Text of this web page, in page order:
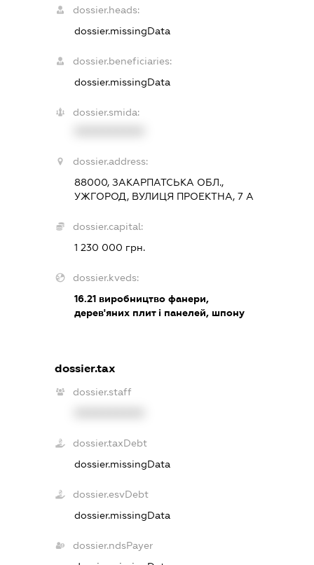
dossier.heads:
dossier.missingData
dossier.beneficiaries:
dossier.missingData
dossier.smida:
dossier.address:
88000, ЗАКАРПАТСЬКА ОБЛ.,
УЖГОРОД, ВУЛИЦЯ ПРОЕКТНА, 7 А
dossier.capital:
1 230 000 грн.
dossier.kveds:
16.21виробництво фанери,
дерев'яних плит і панелей, шпону
dossier.tax
dossier.staff
dossier.taxDebt
dossier.missingData
dossier.esvDebt
dossier.missingData
dossier.ndsPayer